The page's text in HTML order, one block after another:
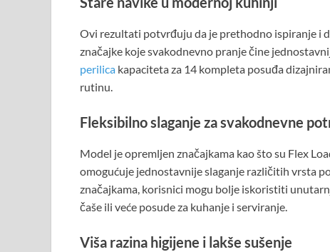
Ovi rezultati potvrđuju da je prethodno ispiranje i
značajke koje svakodnevno pranje čine
perilica kapaciteta za 14 kompleta posuđa
rutinu.
Fleksibilno slaganje za svakodnevne
Model je opremljen značajkama kao što su Flex
omogućuje jednostavnije slaganje različitih vrsta
značajkama, korisnici mogu bolje iskoristiti
čaše ili veće posude za kuhanje i serviranje.
Viša razina higijene i lakše sušenje